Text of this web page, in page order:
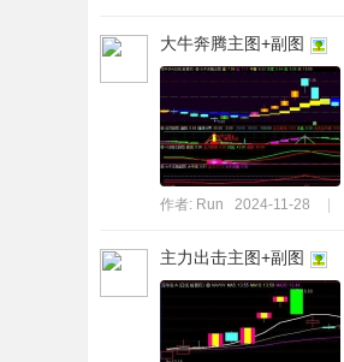
大牛奔腾主图+副图
作者: Run 2024-11-28
主力出击主图+副图